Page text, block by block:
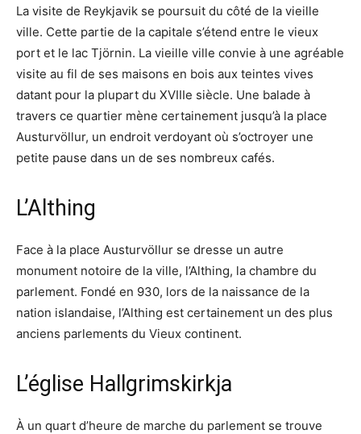
La visite de Reykjavik se poursuit du côté de la vieille
ville. Cette partie de la capitale s’étend entre le vieux
port et le lac Tjörnin. La vieille ville convie à une agréable
visite au fil de ses maisons en bois aux teintes vives
datant pour la plupart du XVIIIe siècle. Une balade à
travers ce quartier mène certainement jusqu’à la place
Austurvöllur, un endroit verdoyant où s’octroyer une
petite pause dans un de ses nombreux cafés.
L’Althing
Face à la place Austurvöllur se dresse un autre
monument notoire de la ville, l’Althing, la chambre du
parlement. Fondé en 930, lors de la naissance de la
nation islandaise, l’Althing est certainement un des plus
anciens parlements du Vieux continent.
L’église Hallgrimskirkja
À un quart d’heure de marche du parlement se trouve